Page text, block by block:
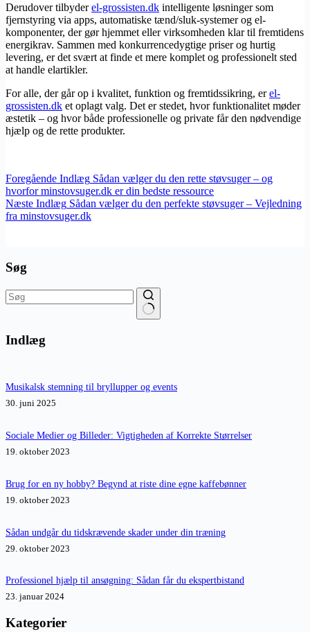
Derudover tilbyder​el-grossisten.dk intelligente løsninger som
fjernstyring via apps, automatiske tænd/sluk-systemer og el-
komponenter, der gør hjemmet eller virksomheden klar til fremtidens
energikrav. Sammen med konkurrencedygtige priser og hurtig
levering, er det svært at finde et mere komplet og professionelt sted
at handle elartikler.
For alle, der går op i kvalitet, funktion og fremtidssikring, er​el-
grossisten.dk et oplagt valg. Det er stedet, hvor funktionalitet møder
æstetik – og hvor både professionelle og private får den nødvendige
hjælp og de rette produkter.
Foregående Indlæg Sådan vælger du den rette støvsuger – og
hvorfor minstovsuger.dk er din bedste ressource
Næste Indlæg Sådan vælger du den perfekte støvsuger – Vejledning
fra minstovsuger.dk
Søg
resultater
Indlæg
Musikalsk stemning til bryllupper og events
30. juni 2025
Sociale Medier og Billeder: Vigtigheden af Korrekte Størrelser
19. oktober 2023
Brug for en ny hobby? Begynd at riste dine egne kaffebønner
19. oktober 2023
Sådan undgår du tidskrævende skader under din træning
29. oktober 2023
Professionel hjælp til ansøgning: Sådan får du ekspertbistand
23. januar 2024
Kategorier